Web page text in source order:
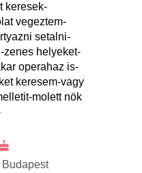
keresek-
vegeztem-
setalni-
zenes helyeket-
operahaz is-
keresem-vagy
molett nök